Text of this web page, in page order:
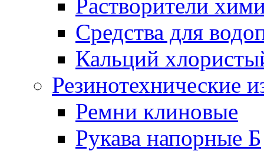
Растворители
Средства для
Кальций
Резинотехнические
Ремни клиновые
Рукава напорные Б